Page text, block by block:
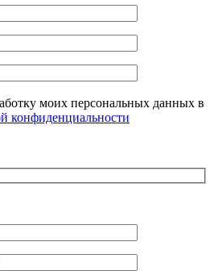
моих персональных данных в
конфиденциальности